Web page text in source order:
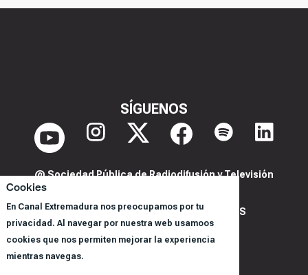
Cookies
En Canal Extremadura nos preocupamos por tu
privacidad. Al navegar por nuestra web usamoos
cookies que nos permiten mejorar la experiencia
mientras navegas.
SÍGUENOS
@ Sociedad Pública de Radiodifusión y Televisión
POLITICA DE PRIVACIDAD Y COOKIES